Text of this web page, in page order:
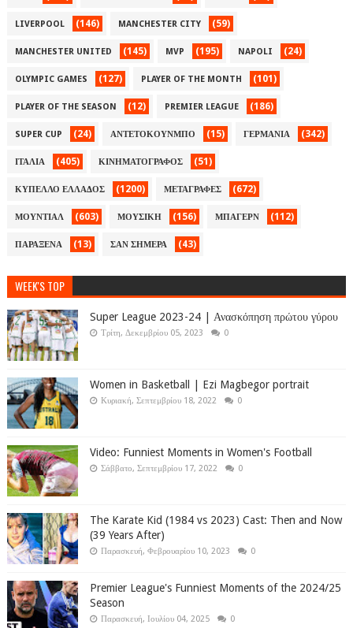
LIVERPOOL (146) MANCHESTER CITY (59)
MANCHESTER UNITED (145) MVP (195) NAPOLI (24)
OLYMPIC GAMES (127) PLAYER OF THE MONTH (101)
PLAYER OF THE SEASON (12) PREMIER LEAGUE (186)
SUPER CUP (24) ΑΝΤΕΤΟΚΟΥΝΜΠΟ (15) ΓΕΡΜΑΝΙΑ (342)
ΙΤΑΛΙΑ (405) ΚΙΝΗΜΑΤΟΓΡΑΦΟΣ (51)
ΚΥΠΕΛΛΟ ΕΛΛΑΔΟΣ (1200) ΜΕΤΑΓΡΑΦΕΣ (672)
ΜΟΥΝΤΙΑΛ (603) ΜΟΥΣΙΚΗ (156) ΜΠΑΓΕΡΝ (112)
ΠΑΡΑΞΕΝΑ (13) ΣΑΝ ΣΗΜΕΡΑ (43)
WEEK'S TOP
Super League 2023-24 | Ανασκόπηση πρώτου γύρου
Τρίτη, Δεκεμβρίου 05, 2023 0
Women in Basketball | Ezi Magbegor portrait
Κυριακή, Σεπτεμβρίου 18, 2022 0
Video: Funniest Moments in Women's Football
Σάββατο, Σεπτεμβρίου 17, 2022 0
The Karate Kid (1984 vs 2023) Cast: Then and Now
(39 Years After)
Παρασκευή, Φεβρουαρίου 10, 2023 0
Premier League's Funniest Moments of the 2024/25
Season
Παρασκευή, Ιουλίου 04, 2025 0